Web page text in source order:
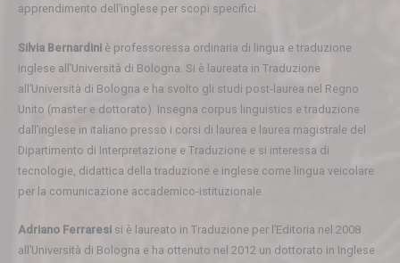
apprendimento dell’inglese per scopi specifici.
Silvia Bernardini è professoressa ordinaria di lingua e traduzione
inglese all’Università di Bologna. Si è laureata in Traduzione
all’Università di Bologna e ha svolto gli studi post-laurea nel Regno
Unito (master e dottorato). Insegna corpus linguistics e traduzione
dall’inglese in italiano presso i corsi di laurea e laurea magistrale del
Dipartimento di Interpretazione e Traduzione e si interessa di
tecnologie, didattica della traduzione e inglese come lingua veicolare
per la comunicazione accademico-istituzionale.
Adriano Ferraresi si è laureato in Traduzione per l’Editoria nel 2008
all’Università di Bologna e ha ottenuto nel 2012 un dottorato in Inglese